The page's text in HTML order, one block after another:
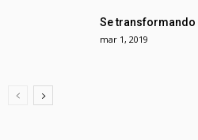
Se transformando
mar 1, 2019